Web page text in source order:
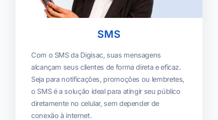
SMS
Com o SMS da Digisac, suas mensagens
alcançam seus clientes de forma direta e eficaz.
Seja para notificações, promoções ou lembretes,
o SMS é a solução ideal para atingir seu público
diretamente no celular, sem depender de
conexão à internet.